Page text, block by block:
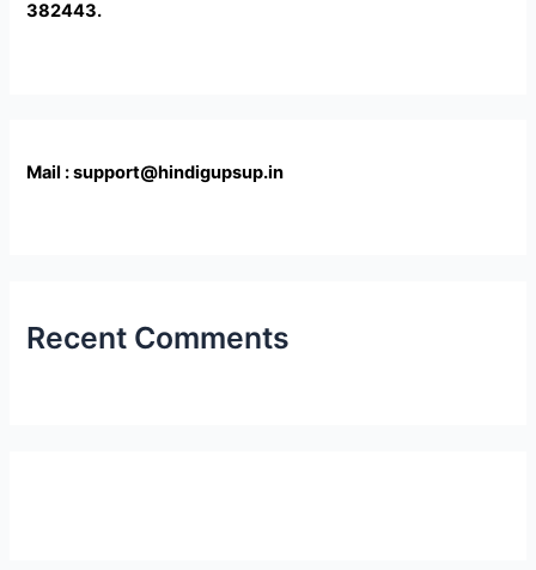
382443.
Mail : support@hindigupsup.in
Recent Comments